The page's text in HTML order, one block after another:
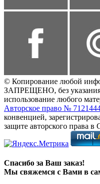
© Копирование любой
ЗАПРЕЩЕНО, без указания
использование любого
Авторское право №
конвенцией,
защите авторского права
Спасибо за Ваш заказ!
Мы свяжемся с Вами в